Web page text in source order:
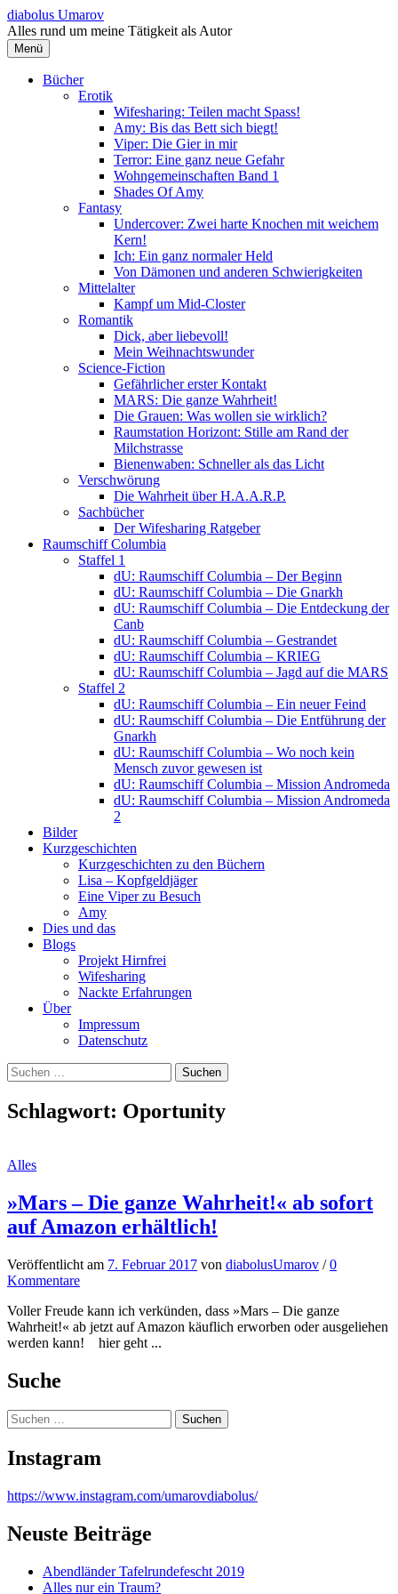
Springe
zum
Inhalt
diabolus Umarov
Alles rund um meine Tätigkeit als Autor
Menü
Bücher
Erotik
Wifesharing: Teilen macht Spass!
Amy: Bis das Bett sich biegt!
Viper: Die Gier in mir
Terror: Eine ganz neue Gefahr
Wohngemeinschaften Band 1
Shades Of Amy
Fantasy
Undercover: Zwei harte Knochen mit weichem
Kern!
Ich: Ein ganz normaler Held
Von Dämonen und anderen Schwierigkeiten
Mittelalter
Kampf um Mid-Closter
Romantik
Dick, aber liebevoll!
Mein Weihnachtswunder
Science-Fiction
Gefährlicher erster Kontakt
MARS: Die ganze Wahrheit!
Die Grauen: Was wollen sie wirklich?
Raumstation Horizont: Stille am Rand der
Milchstrasse
Bienenwaben: Schneller als das Licht
Verschwörung
Die Wahrheit über H.A.A.R.P.
Sachbücher
Der Wifesharing Ratgeber
Raumschiff Columbia
Staffel 1
dU: Raumschiff Columbia – Der Beginn
dU: Raumschiff Columbia – Die Gnarkh
dU: Raumschiff Columbia – Die Entdeckung der
Canb
dU: Raumschiff Columbia – Gestrandet
dU: Raumschiff Columbia – KRIEG
dU: Raumschiff Columbia – Jagd auf die MARS
Staffel 2
dU: Raumschiff Columbia – Ein neuer Feind
dU: Raumschiff Columbia – Die Entführung der
Gnarkh
dU: Raumschiff Columbia – Wo noch kein
Mensch zuvor gewesen ist
dU: Raumschiff Columbia – Mission Andromeda
dU: Raumschiff Columbia – Mission Andromeda
2
Bilder
Kurzgeschichten
Kurzgeschichten zu den Büchern
Lisa – Kopfgeldjäger
Eine Viper zu Besuch
Amy
Dies und das
Blogs
Projekt Hirnfrei
Wifesharing
Nackte Erfahrungen
Über
Impressum
Datenschutz
Suchen
nach:
Schlagwort: Oportunity
Alles
»Mars – Die ganze Wahrheit!« ab sofort
auf Amazon erhältlich!
Veröffentlicht am 7. Februar 2017 von diabolusUmarov /0
Kommentare
Voller Freude kann ich verkünden, dass »Mars – Die ganze
Wahrheit!« ab jetzt auf Amazon käuflich erworben oder ausgeliehen
werden kann! hier geht ...
Suche
Suchen
nach:
Instagram
https://www.instagram.com/umarovdiabolus/
Neuste Beiträge
Abendländer Tafelrundefescht 2019
Alles nur ein Traum?